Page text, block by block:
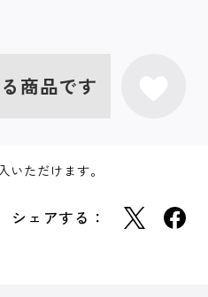
商品です
いただけます。
シェアする：